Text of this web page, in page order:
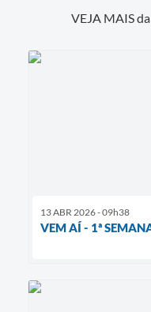
VEJA MAIS
13 ABR 2026 - 09h38
VEM AÍ - 1ª